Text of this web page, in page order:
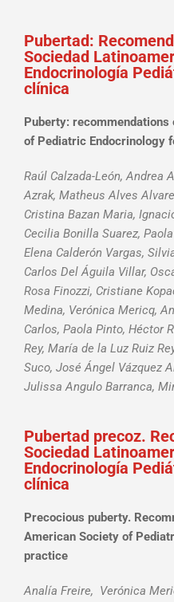
Pubertad:
Sociedad
Endocrinología
clínica
Puberty:
of Pediatric Endocrinology
Raúl Calzada-León, Andrea
Azrak, Matheus Alves
Cristina Bazan Maria,
Cecilia Bonilla Suarez,
Elena Calderón Vargas,
Carlos Del Águila Villar,
Rosa Finozzi, Cristiane
Medina, Verónica Mericq,
Carlos, Paola Pinto, Héctor
Rey, María de la Luz Ruiz
Suco, José Ángel Vázquez
Julissa Angulo Barranca,
Pubertad precoz.
Sociedad
Endocrinología
clínica
Precocious puberty.
American Society of
practice
Analía Freire, Verónica